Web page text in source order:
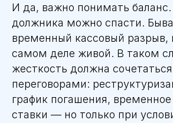
И да, важно понимать
должника можно спасти.
временный кассовый разрыв,
самом деле живой. В таком
жесткость должна
переговорами:
график погашения,
ставки — но только при